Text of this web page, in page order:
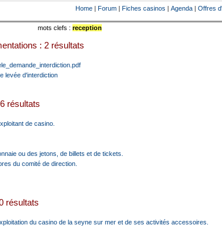
Home | Forum | Fiches casinos | Agenda | Offres
mots clefs : reception
: 2 résultats
levée d'interdiction
résultats
de casino.
ou des jetons, de billets et de tickets.
du comité de direction.
résultats
du casino de la seyne sur mer et de ses activités accessoires.